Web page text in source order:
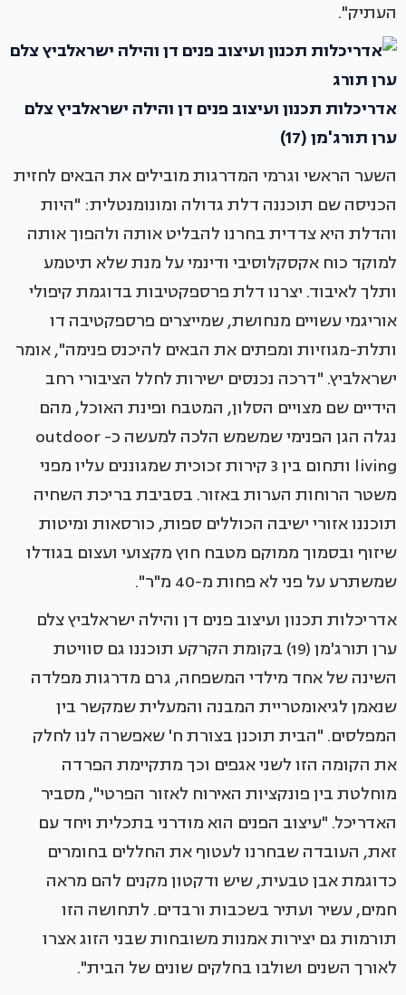
העתיק".
אדריכלות תכנון ועיצוב פנים דן והילה ישראלביץ צלם
ערן תורג'מן (17)
השער הראשי וגרמי המדרגות מובילים את הבאים לחזית
הכניסה שם תוכננה דלת גדולה ומונומנטלית: "היות
והדלת היא צדדית בחרנו להבליט אותה ולהפוך אותה
למוקד כוח אקסקלוסיבי ודינמי על מנת שלא תיטמע
ותלך לאיבוד. יצרנו דלת פרספקטיבות בדוגמת קיפולי
אוריגמי עשויים מנחושת, שמייצרים פרספקטיבה דו
ותלת-מגוזיות ומפתים את הבאים להיכנס פנימה", אומר
ישראלביץ. "דרכה נכנסים ישירות לחלל הציבורי רחב
הידיים שם מצויים הסלון, המטבח ופינת האוכל, מהם
נגלה הגן הפנימי שמשמש הלכה למעשה כ- outdoor
living ותחום בין 3 קירות זכוכית שמגוננים עליו מפני
משטר הרוחות הערות באזור. בסביבת בריכת השחיה
תוכננו אזורי ישיבה הכוללים ספות, כורסאות ומיטות
שיזוף ובסמוך ממוקם מטבח חוץ מקצועי ועצום בגודלו
שמשתרע על פני לא פחות מ-40 מ"ר".
אדריכלות תכנון ועיצוב פנים דן והילה ישראלביץ צלם
ערן תורג'מן (19) בקומת הקרקע תוכננו גם סוויטת
השינה של אחד מילדי המשפחה, גרם מדרגות מפלדה
שנאמן לגיאומטריית המבנה והמעלית שמקשר בין
המפלסים. "הבית תוכנן בצורת ח' שאפשרה לנו לחלק
את הקומה הזו לשני אגפים וכך מתקיימת הפרדה
מוחלטת בין פונקציות האירוח לאזור הפרטי", מסביר
האדריכל. "עיצוב הפנים הוא מודרני בתכלית ויחד עם
זאת, העובדה שבחרנו לעטוף את החללים בחומרים
כדוגמת אבן טבעית, שיש ודקטון מקנים להם מראה
חמים, עשיר ועתיר בשכבות ורבדים. לתחושה הזו
תורמות גם יצירות אמנות משובחות שבני הזוג אצרו
לאורך השנים ושולבו בחלקים שונים של הבית".